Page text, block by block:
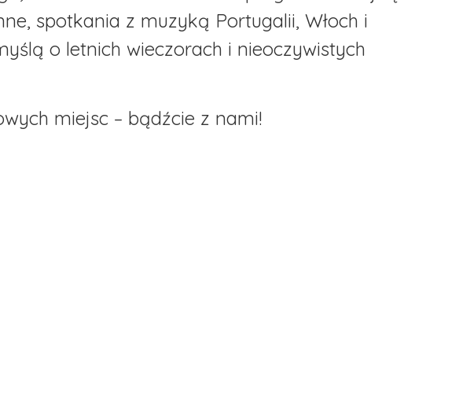
spotkania z muzyką Portugalii, Włoch i
o letnich wieczorach i nieoczywistych
miejsc – bądźcie z nami!